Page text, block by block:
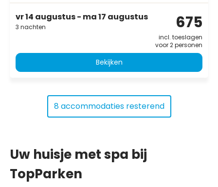
vr 14 augustus - ma 17 augustus
3 nachten 675
incl. toeslagen
voor 2 personen
Bekijken
8 accommodaties resterend
Uw huisje met spa bij
TopParken